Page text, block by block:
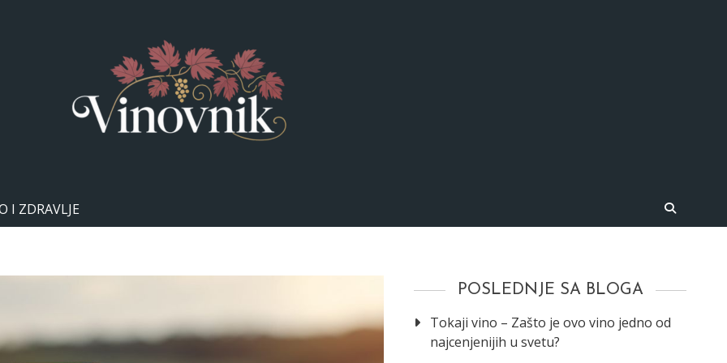
I ZDRAVLJE
POSLEDNJE SA BLOGA
Tokaji vino – Zašto je ovo vino jedno od
najcenjenijih u svetu?